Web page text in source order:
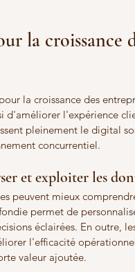
la croissance
la croissance des
d'améliorer l'expérience
pleinement le digital
concurrentiel.
et exploiter les
peuvent mieux
permet de
éclairées. En outre,
l'efficacité
valeur ajoutée.